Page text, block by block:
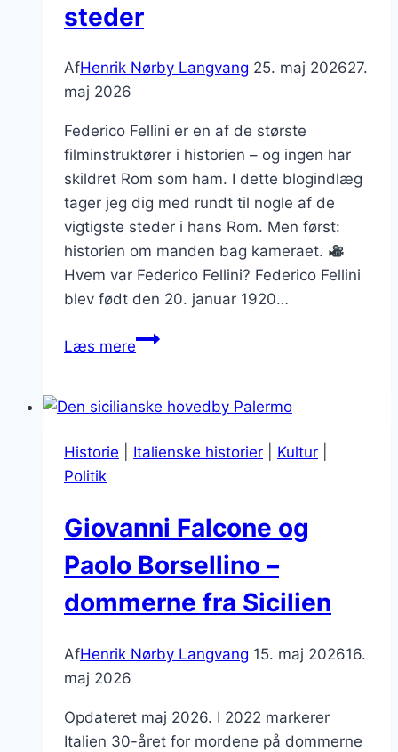
steder
AfHenrik Nørby Langvang 25. maj 202627.
maj 2026
Federico Fellini er en af de største
filminstruktører i historien – og ingen har
skildret Rom som ham. I dette blogindlæg
tager jeg dig med rundt til nogle af de
vigtigste steder i hans Rom. Men først:
historien om manden bag kameraet.
Hvem var Federico Fellini? Federico Fellini
blev født den 20. januar 1920…
Læs mere
Rom
oplev
steder
Historie Italienske historier Kultur
Politik
Giovanni Falcone og
Paolo Borsellino –
dommerne fra Sicilien
AfHenrik Nørby Langvang 15. maj 202616.
maj 2026
Opdateret maj 2026. I 2022 markerer
Italien 30-året for mordene på dommerne